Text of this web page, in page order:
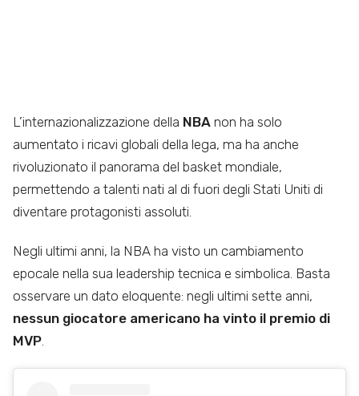
L’internazionalizzazione della NBA non ha solo
aumentato i ricavi globali della lega, ma ha anche
rivoluzionato il panorama del basket mondiale,
permettendo a talenti nati al di fuori degli Stati Uniti di
diventare protagonisti assoluti.
Negli ultimi anni, la NBA ha visto un cambiamento
epocale nella sua leadership tecnica e simbolica. Basta
osservare un dato eloquente: negli ultimi sette anni,
nessun giocatore americano ha vinto il premio di
MVP